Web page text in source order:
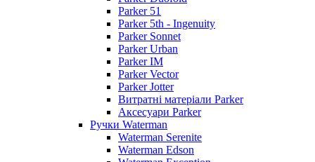
Parker 51
Parker 5th - Ingenuity
Parker Sonnet
Parker Urban
Parker IM
Parker Vector
Parker Jotter
Витратні матеріали Parker
Аксесуари Parker
Ручки Waterman
Waterman Serenite
Waterman Edson